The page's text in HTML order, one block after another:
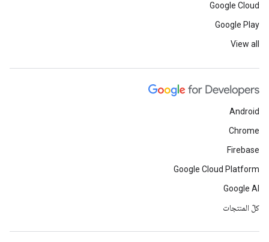
Google Cloud
Google Play
View all
Android
Chrome
Firebase
Google Cloud Platform
Google AI
كلّ المنتجات